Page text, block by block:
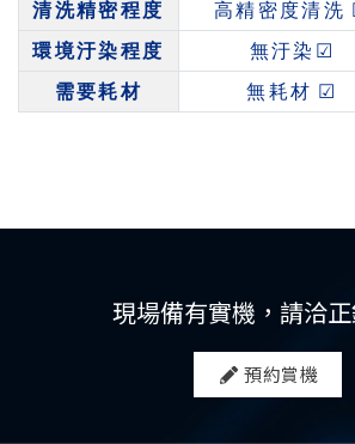
清洗精密程度 高精密度清洗
環境汙染程度 無汙染 ☑
需要耗材 無耗材 ☑
現場備有實機，請洽
預約賞機